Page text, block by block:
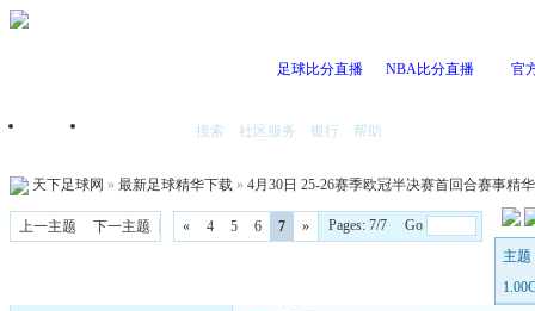
足球比分直播 NBA比分直播 官
首页 搜索 社区服务 银行 帮助
天下足球网 » 最新足球精华下载 » 4月30日 25-26赛季欧冠半决赛首回合赛事精
上一主题 下一主题 « 4 5 6 7 »
Pages: 7/7 Go
主题